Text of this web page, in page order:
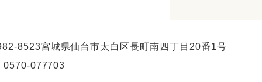
8523宮城県仙台市太白区長町南四丁目20番1号
0570-077703